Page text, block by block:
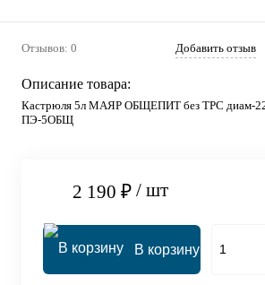
Отзывов: 0 Добавить отзыв
Описание товара:
Кастрюля 5л МАЯР ОБЩЕПИТ без ТРС диам-
ПЭ-5ОБЩ
2 190 ₽ / шт
В корзину